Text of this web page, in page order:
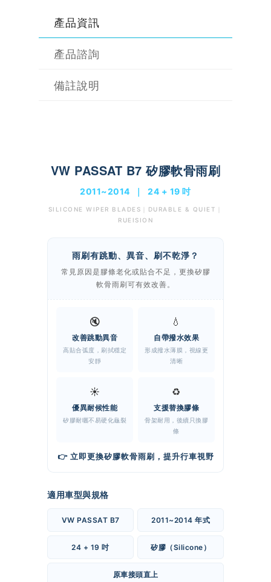
產品資訊
產品諮詢
備註說明
VW PASSAT B7 矽膠軟骨雨刷
2011~2014 ｜ 24 + 19 吋
SILICONE WIPER BLADES｜DURABLE & QUIET｜
RUEISION
雨刷有跳動、異音、刷不乾淨？
常見原因是膠條老化或貼合不足，更換矽膠
軟骨雨刷可有效改善。
🔇
改善跳動異音
高貼合弧度，刷拭穩定
安靜
💧
自帶撥水效果
形成撥水薄膜，視線更
清晰
☀️
優異耐候性能
矽膠耐曬不易硬化龜裂
♻️
支援替換膠條
骨架耐用，後續只換膠
條
👉 立即更換矽膠軟骨雨刷，提升行車視野
適用車型與規格
VW PASSAT B7 2011~2014 年式
24 + 19 吋 矽膠（Silicone）
原車接頭直上